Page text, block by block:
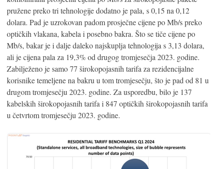
pružene preko tri tehnologije dodatno je pala, s 0,15 na 0,12
dolara. Pad je uzrokovan padom prosječne cijene po Mb/s preko
optičkih vlakana, kabela i posebno bakra. Što se tiče cijene po
Mb/s, bakar je i dalje daleko najskuplja tehnologija s 3,13 dolara,
ali je cijena pala za 19,3% od drugog tromjesečja 2023. godine.
Zabilježeno je samo 77 širokopojasnih tarifa za rezidencijalne
korisnike temeljene na bakru u tom tromjesečju, što je pad od 81 u
drugom tromjesečju 2023. godine. Za usporedbu, bilo je 137
kabelskih širokopojasnih tarifa i 847 optičkih širokopojasnih tarifa
u četvrtom tromjesečju 2023. godine.